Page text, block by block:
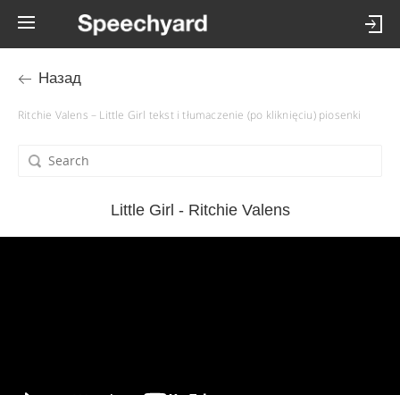
Назад
Ritchie Valens – Little Girl tekst i tłumaczenie (po kliknięciu) piosenki
Little Girl - Ritchie Valens